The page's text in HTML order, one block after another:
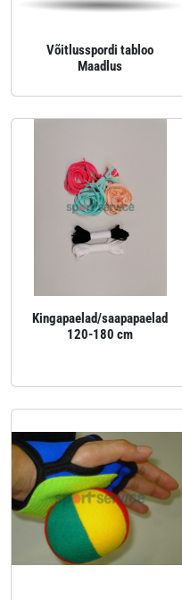
Võitlusspordi tabloo
Maadlus
Kingapaelad/saapapaelad
120-180 cm